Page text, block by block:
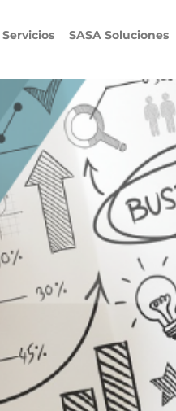
Servicios SASA Soluciones